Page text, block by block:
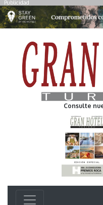
Publicidad
Consulte